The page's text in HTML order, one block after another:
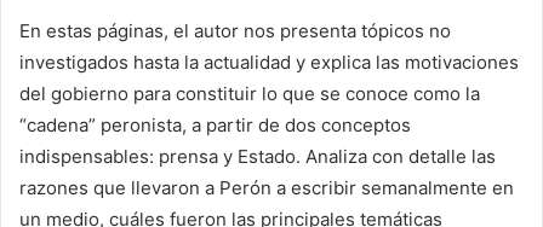
En estas páginas, el autor nos presenta tópicos no
investigados hasta la actualidad y explica las motivaciones
del gobierno para constituir lo que se conoce como la
“cadena” peronista, a partir de dos conceptos
indispensables: prensa y Estado. Analiza con detalle las
razones que llevaron a Perón a escribir semanalmente en
un medio, cuáles fueron las principales temáticas